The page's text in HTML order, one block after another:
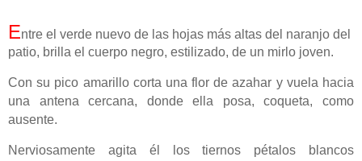
Entre el verde nuevo de las hojas más altas del naranjo del
patio, brilla el cuerpo negro, estilizado, de un mirlo joven.
Con su pico amarillo corta una flor de azahar y vuela hacia
una antena cercana, donde ella posa, coqueta, como
ausente.
Nerviosamente agita él los tiernos pétalos blancos